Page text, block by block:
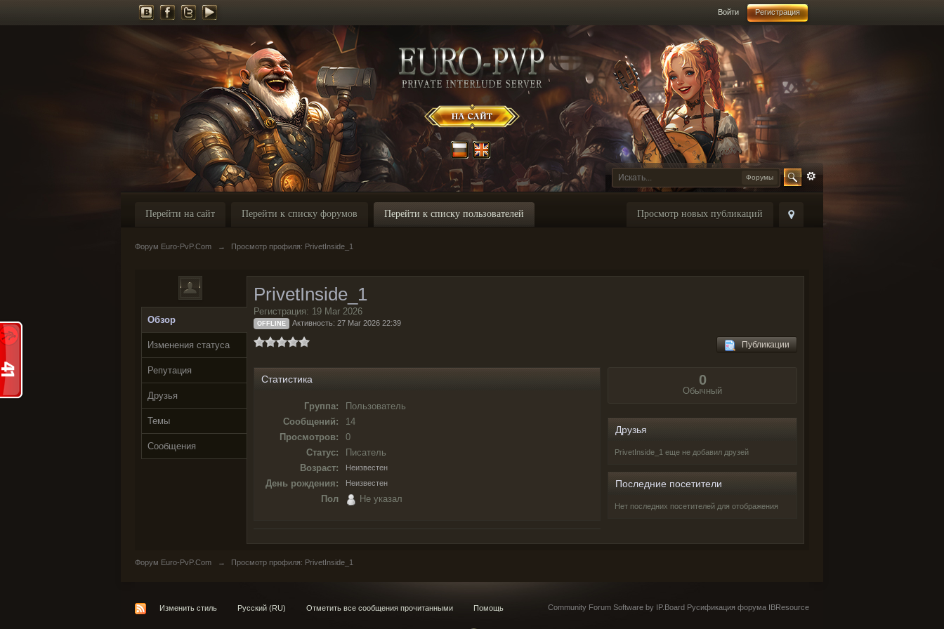
Войти Регистрация
Форумы
Просмотр новых публикаций
Перейти на сайт Перейти к списку форумов Перейти к списку пользователей
Форум Euro-PvP.Com → Просмотр профиля: PrivetInside_1
Обзор
Изменения статуса
Репутация
Друзья
Темы
Сообщения
PrivetInside_1
Регистрация: 19 Mar 2026
OFFLINE Активность: 27 Mar 2026 22:39
Публикации
Статистика
Группа:
Пользователь
Сообщений:
14
Просмотров:
0
Статус:
Писатель
Возраст:
Неизвестен
День рождения: Неизвестен
Пол Не указал
0
Обычный
Друзья
PrivetInside_1 еще не добавил друзей
Последние посетители
Нет последних посетителей для отображения
Форум Euro-PvP.Com → Просмотр профиля: PrivetInside_1
Изменить стиль Русский (RU) Отметить все сообщения прочитанными Помощь Community Forum Software by IP.Board Русификация форума IBResource